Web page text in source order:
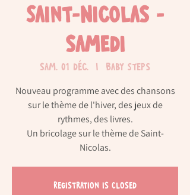
Saint-Nicolas -
samedi
sam. 01 déc.
  |
Baby Steps
Nouveau programme avec des chansons
sur le thème de l'hiver, des jeux de
rythmes, des livres.
Un bricolage sur le thème de Saint-
Registration is Closed